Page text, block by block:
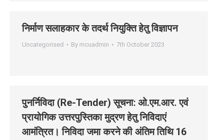
निर्माण सलाहकार के तदर्थ नियुक्ति हेतु विज्ञापन
Uncategorised By mcuadmin 7th October 2023
पुनर्निविदा (Re-Tender) सूचना: ओ.एम.आर. एवं
प्रायोगिक उत्तरपुस्तिका मुद्रण हेतु निविदाएं
आमंत्रित। निविदा जमा करने की अंतिम तिथि 16